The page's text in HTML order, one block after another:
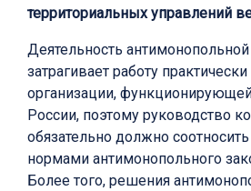
территориальных управлений
Деятельность
затрагивает работу
организации,
России, поэтому руководство
обязательно должно
нормами антимонопольного
Более того, решения